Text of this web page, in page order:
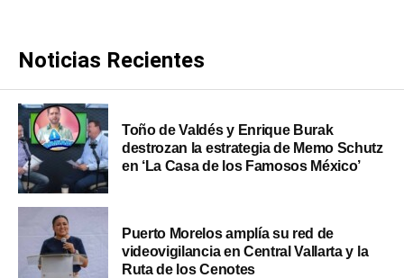
Noticias Recientes
Toño de Valdés y Enrique Burak
destrozan la estrategia de Memo Schutz
en ‘La Casa de los Famosos México’
Puerto Morelos amplía su red de
videovigilancia en Central Vallarta y la
Ruta de los Cenotes